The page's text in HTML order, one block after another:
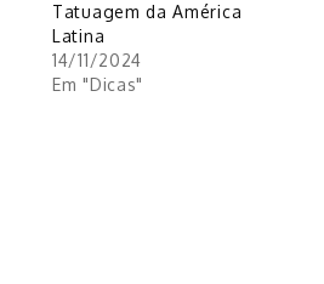
Tatuagem da América
Latina
14/11/2024
Em "Dicas"